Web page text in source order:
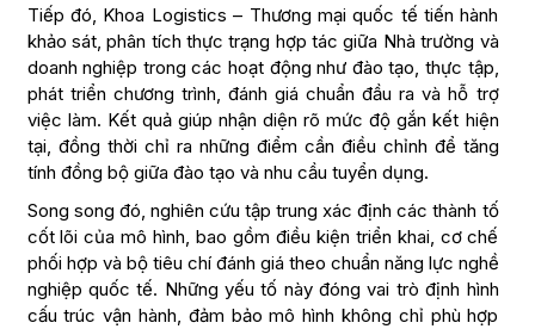
Tiếp đó, Khoa Logistics – Thương mại quốc tế tiến hành
khảo sát, phân tích thực trạng hợp tác giữa Nhà trường và
doanh nghiệp trong các hoạt động như đào tạo, thực tập,
phát triển chương trình, đánh giá chuẩn đầu ra và hỗ trợ
việc làm. Kết quả giúp nhận diện rõ mức độ gắn kết hiện
tại, đồng thời chỉ ra những điểm cần điều chỉnh để tăng
tính đồng bộ giữa đào tạo và nhu cầu tuyển dụng.
Song song đó, nghiên cứu tập trung xác định các thành tố
cốt lõi của mô hình, bao gồm điều kiện triển khai, cơ chế
phối hợp và bộ tiêu chí đánh giá theo chuẩn năng lực nghề
nghiệp quốc tế. Những yếu tố này đóng vai trò định hình
cấu trúc vận hành, đảm bảo mô hình không chỉ phù hợp